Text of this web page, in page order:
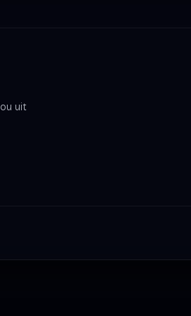
uit